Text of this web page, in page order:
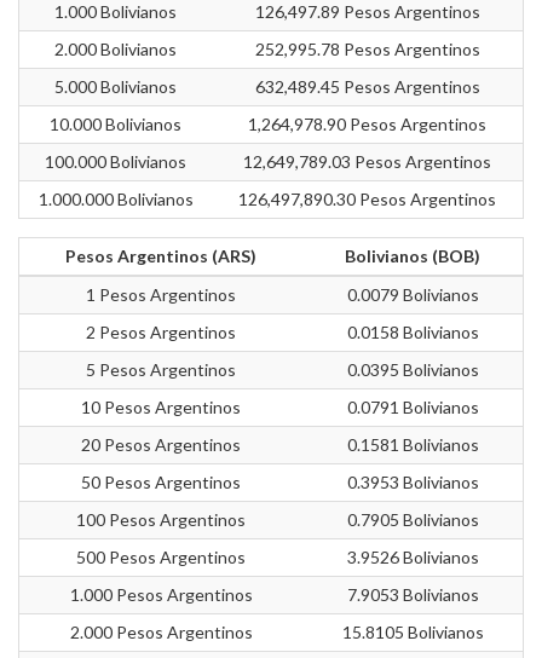
1.000 Bolivianos
126,497.89 Pesos Argentinos
2.000 Bolivianos
252,995.78 Pesos Argentinos
5.000 Bolivianos
632,489.45 Pesos Argentinos
10.000 Bolivianos
1,264,978.90 Pesos Argentinos
100.000 Bolivianos
12,649,789.03 Pesos Argentinos
1.000.000 Bolivianos
126,497,890.30 Pesos Argentinos
Pesos Argentinos (ARS)
Bolivianos (BOB)
1 Pesos Argentinos
0.0079 Bolivianos
2 Pesos Argentinos
0.0158 Bolivianos
5 Pesos Argentinos
0.0395 Bolivianos
10 Pesos Argentinos
0.0791 Bolivianos
20 Pesos Argentinos
0.1581 Bolivianos
50 Pesos Argentinos
0.3953 Bolivianos
100 Pesos Argentinos
0.7905 Bolivianos
500 Pesos Argentinos
3.9526 Bolivianos
1.000 Pesos Argentinos
7.9053 Bolivianos
2.000 Pesos Argentinos
15.8105 Bolivianos